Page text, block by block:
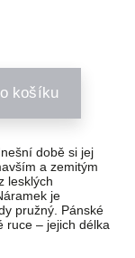
košíku
době si jej
a zemitým
lesklých
je
pružný. Pánské
ruce – jejich délka